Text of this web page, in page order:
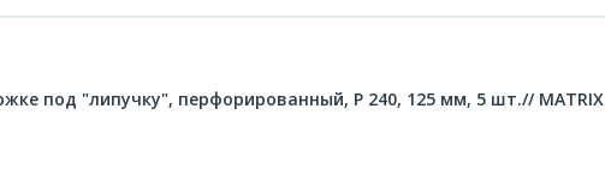
под "липучку", перфорированный, P 240, 125 мм, 5 шт.// MATRIX